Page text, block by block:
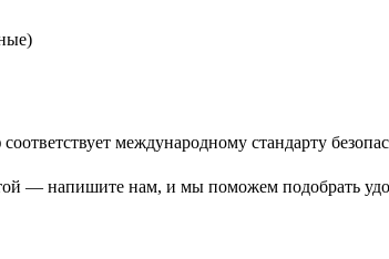
международному стандарту
— напишите нам, и мы поможем подобрать